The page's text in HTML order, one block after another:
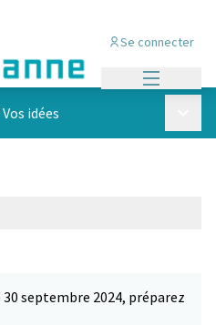
Se connecter
idées
septembre 2024, préparez